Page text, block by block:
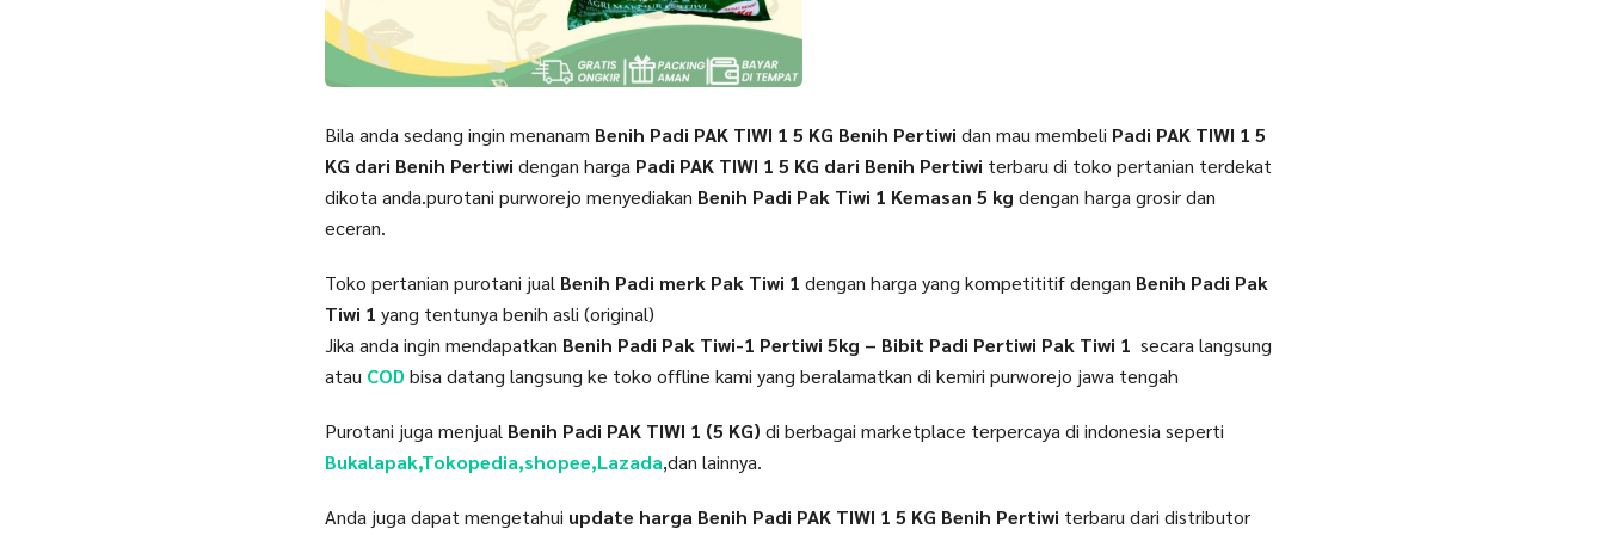
Bila anda sedang ingin menanam Benih Padi PAK TIWI 1 5 KG Benih Pertiwi dan mau membeli Padi PAK TIWI 1 5
KG dari Benih Pertiwi dengan harga Padi PAK TIWI 1 5 KG dari Benih Pertiwi terbaru di toko pertanian terdekat
dikota anda.purotani purworejo menyediakan Benih Padi Pak Tiwi 1 Kemasan 5 kg dengan harga grosir dan
eceran.
Toko pertanian purotani jual Benih Padi merk Pak Tiwi 1 dengan harga yang kompetititif dengan Benih Padi Pak
Tiwi 1 yang tentunya benih asli (original)
Jika anda ingin mendapatkan Benih Padi Pak Tiwi-1 Pertiwi 5kg – Bibit Padi Pertiwi Pak Tiwi 1 secara langsung
atau COD bisa datang langsung ke toko offline kami yang beralamatkan di kemiri purworejo jawa tengah
Purotani juga menjual Benih Padi PAK TIWI 1 (5 KG) di berbagai marketplace terpercaya di indonesia seperti
Bukalapak,Tokopedia,shopee,Lazada,dan lainnya.
Anda juga dapat mengetahui update harga Benih Padi PAK TIWI 1 5 KG Benih Pertiwi terbaru dari distributor